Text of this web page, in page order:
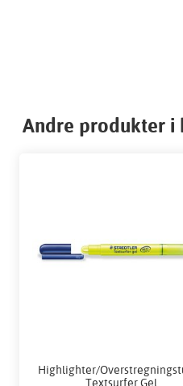
Andre produkter i
Highlighter/
Textsurfer Gel